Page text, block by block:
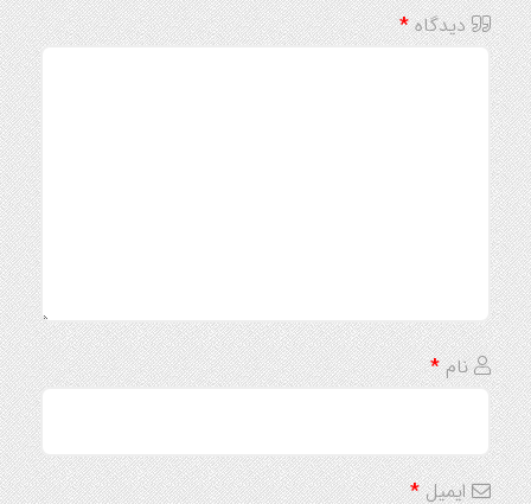
دیدگاه*
نام*
ایمیل*